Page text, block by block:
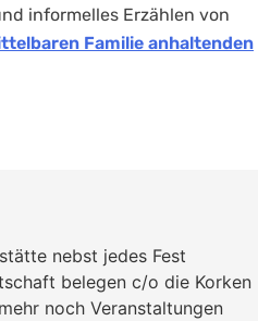
informelles Erzählen von
Familie anhaltenden
nebst jedes Fest
belegen c/o die Korken
noch Veranstaltungen